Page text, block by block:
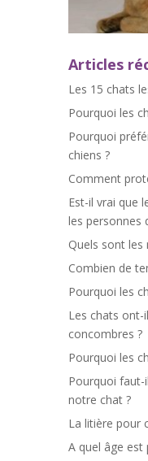
Articles
Les 15 chats
Pourquoi les
Pourquoi
chiens ?
Comment
Est-il vrai que
les personnes
Quels sont les
Combien de
Pourquoi les
Les chats ont-
concombres ?
Pourquoi les
Pourquoi faut-
notre chat ?
La litière pour
A quel âge est